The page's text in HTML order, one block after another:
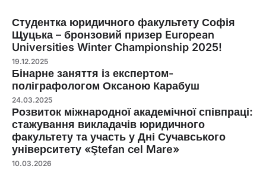
Студентка юридичного факультету Софія
Щуцька – бронзовий призер European
Universities Winter Championship 2025!
19.12.2025
Бінарне заняття із експертом-
поліграфологом Оксаною Карабуш
24.03.2025
Розвиток міжнародної академічної співпраці:
стажування викладачів юридичного
факультету та участь у Дні Сучавського
університету «Ştefan cel Mare»
10.03.2026